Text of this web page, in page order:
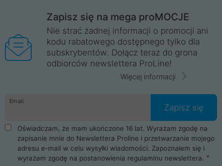
Zapisz się na mega proMOCJE
Nie strać żadnej informacji o promocji ani
kodu rabatowego dostępnego tylko dla
subskrybentów. Dołącz teraz do grona
odbiorców newslettera ProLine!
Więcej informacji
Email
Zapisz się
Oświadczam, że mam ukończone 16 lat. Wyrażam zgodę na
zapisanie mnie do Newslettera Proline i przetwarzanie mojego
adresu e-mail w celu wysyłki wiadomości. Zapoznałem się i
wyrażam zgodę na postanowienia regulaminu newslettera.